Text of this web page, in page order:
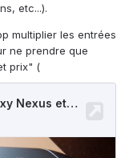
etc...).
multiplier les entrées
ne prendre que
prix" (